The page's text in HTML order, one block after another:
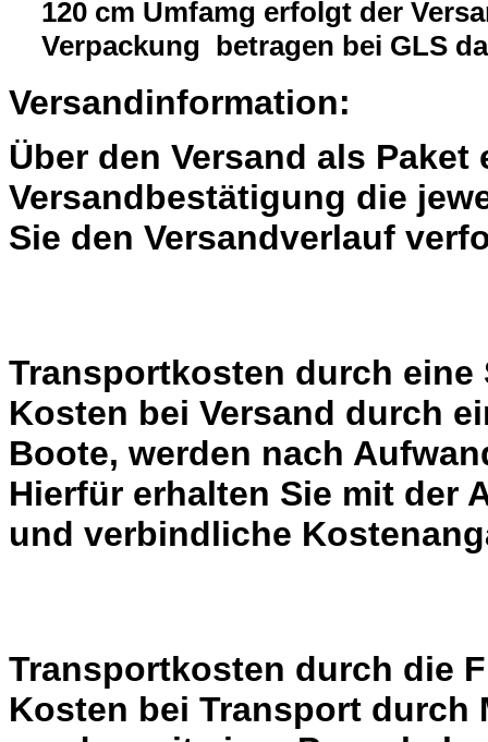
120 cm Umfamg erfolgt der
Verpackung betragen bei GLS
Versandinformation:
Über den Versand als
Versandbestätigung die
Sie den Versandverlauf
Transportkosten durch eine
Kosten bei Versand durch
Boote, werden nach
Hierfür erhalten Sie mit der
und verbindliche
Transportkosten durch die
Kosten bei Transport durch